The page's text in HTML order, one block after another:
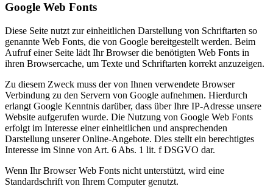
Google Web Fonts
Diese Seite nutzt zur einheitlichen Darstellung von Schriftarten so
genannte Web Fonts, die von Google bereitgestellt werden. Beim
Aufruf einer Seite lädt Ihr Browser die benötigten Web Fonts in
ihren Browsercache, um Texte und Schriftarten korrekt anzuzeigen.
Zu diesem Zweck muss der von Ihnen verwendete Browser
Verbindung zu den Servern von Google aufnehmen. Hierdurch
erlangt Google Kenntnis darüber, dass über Ihre IP-Adresse unsere
Website aufgerufen wurde. Die Nutzung von Google Web Fonts
erfolgt im Interesse einer einheitlichen und ansprechenden
Darstellung unserer Online-Angebote. Dies stellt ein berechtigtes
Interesse im Sinne von Art. 6 Abs. 1 lit. f DSGVO dar.
Wenn Ihr Browser Web Fonts nicht unterstützt, wird eine
Standardschrift von Ihrem Computer genutzt.